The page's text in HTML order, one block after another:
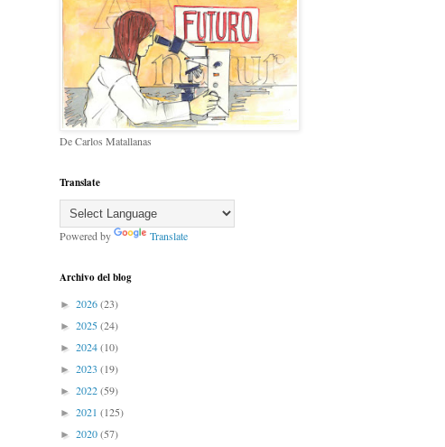
De Carlos Matallanas
Translate
Powered by Translate
Archivo del blog
► 2026(23)
► 2025(24)
► 2024(10)
► 2023 (19)
► 2022(59)
► 2021 (125)
► 2020(57)